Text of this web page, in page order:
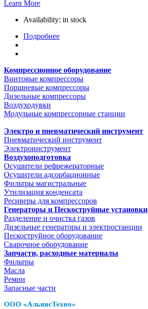
Learn More
Availability: in stock
Подробнее
Компрессионное оборудование
Винтовые компрессоры
Поршневые компрессоры
Дизельные компрессоры
Воздуходувки
Модульные компрессорные станции
Электро и пневматический инструмент
Пневматический инструмент
Электроинструмент
Воздухоподготовка
Осушители рефрежераторные
Осушители адсорбационные
Фильтры магистральные
Утилизация конденсата
Ресиверы для компрессоров
Генераторы и Пескоструйные установки
Разделение и очистка газов
Дизельные генераторы и электростанции
Пескоструйное оборудование
Сварочное оборудование
Запчасти, расходные материалы
Фильтры
Масла
Ремни
Запасные части
ООО «АльянсТехно»